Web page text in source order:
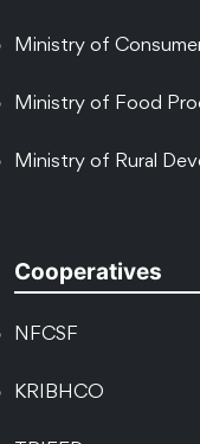
Ministry of
Ministry of Food
Ministry of Rural
Cooperatives
NFCSF
KRIBHCO